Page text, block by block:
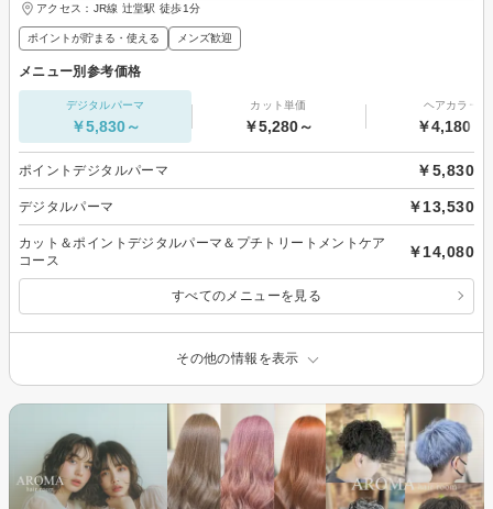
アクセス：JR線 辻堂駅 徒歩1分
ポイントが貯まる・使える メンズ歓迎
メニュー別参考価格
デジタルパーマ
￥5,830～
カット単価
￥5,280～
ヘアカラー
￥4,180～
ポイントデジタルパーマ ￥5,830
デジタルパーマ ￥13,530
カット＆ポイントデジタルパーマ＆プチトリートメントケア
コース
￥14,080
すべてのメニューを見る
その他の情報を表示